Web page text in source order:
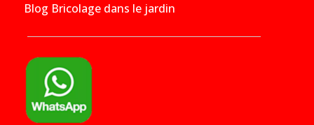
Blog Bricolage dans le jardin